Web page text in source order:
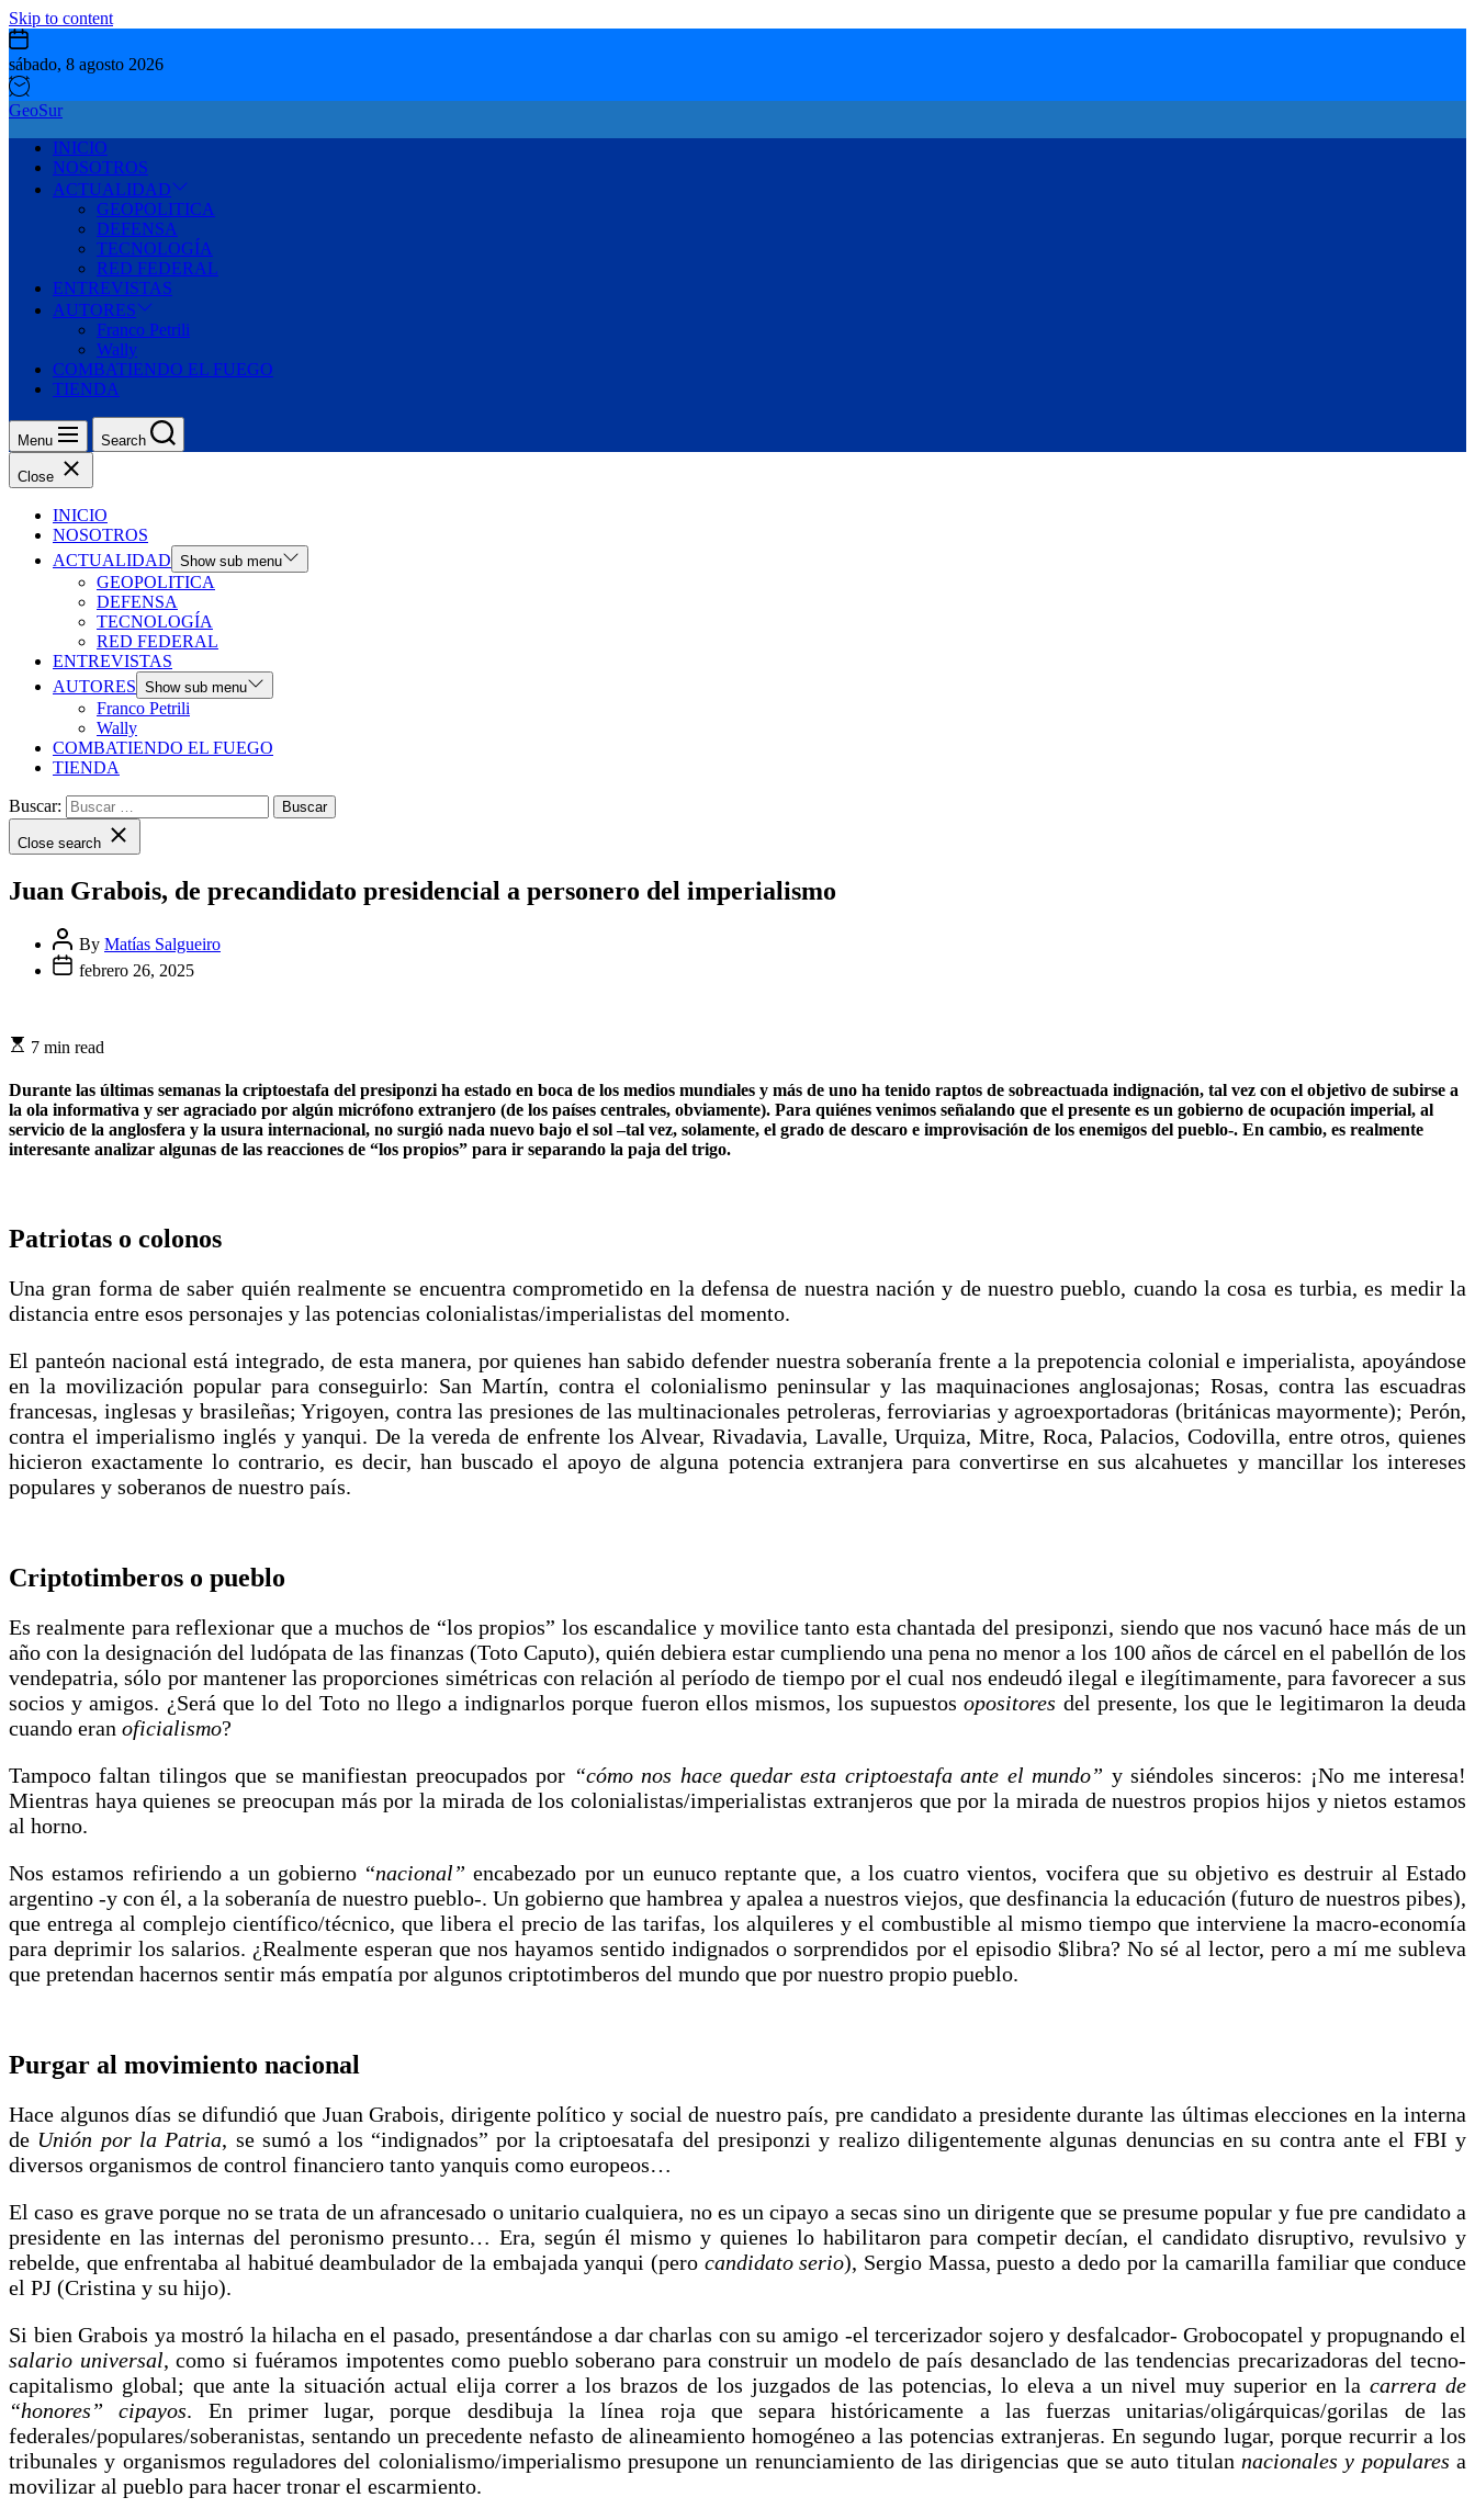
Skip to content
sábado, 8 agosto 2026
GeoSur
INICIO
NOSOTROS
ACTUALIDAD
GEOPOLITICA
DEFENSA
TECNOLOGÍA
RED FEDERAL
ENTREVISTAS
AUTORES
Franco Petrili
Wally
COMBATIENDO EL FUEGO
TIENDA
Menu Search
Close
INICIO
NOSOTROS
ACTUALIDAD Show sub menu
GEOPOLITICA
DEFENSA
TECNOLOGÍA
RED FEDERAL
ENTREVISTAS
AUTORES Show sub menu
Franco Petrili
Wally
COMBATIENDO EL FUEGO
TIENDA
Buscar:
Close search
Juan Grabois, de precandidato presidencial a personero del imperialismo
By Matías Salgueiro
febrero 26, 2025
7 min read
Durante las últimas semanas la criptoestafa del presiponzi ha estado en boca de los medios mundiales y más de uno ha tenido raptos de sobreactuada indignación, tal vez con el objetivo de subirse a
la ola informativa y ser agraciado por algún micrófono extranjero (de los países centrales, obviamente). Para quiénes venimos señalando que el presente es un gobierno de ocupación imperial, al
servicio de la anglosfera y la usura internacional, no surgió nada nuevo bajo el sol –tal vez, solamente, el grado de descaro e improvisación de los enemigos del pueblo-. En cambio, es realmente
interesante analizar algunas de las reacciones de “los propios” para ir separando la paja del trigo.
Patriotas o colonos
Una gran forma de saber quién realmente se encuentra comprometido en la defensa de nuestra nación y de nuestro pueblo, cuando la cosa es turbia, es medir la
distancia entre esos personajes y las potencias colonialistas/imperialistas del momento.
El panteón nacional está integrado, de esta manera, por quienes han sabido defender nuestra soberanía frente a la prepotencia colonial e imperialista, apoyándose
en la movilización popular para conseguirlo: San Martín, contra el colonialismo peninsular y las maquinaciones anglosajonas; Rosas, contra las escuadras
francesas, inglesas y brasileñas; Yrigoyen, contra las presiones de las multinacionales petroleras, ferroviarias y agroexportadoras (británicas mayormente); Perón,
contra el imperialismo inglés y yanqui. De la vereda de enfrente los Alvear, Rivadavia, Lavalle, Urquiza, Mitre, Roca, Palacios, Codovilla, entre otros, quienes
hicieron exactamente lo contrario, es decir, han buscado el apoyo de alguna potencia extranjera para convertirse en sus alcahuetes y mancillar los intereses
populares y soberanos de nuestro país.
Criptotimberos o pueblo
Es realmente para reflexionar que a muchos de “los propios” los escandalice y movilice tanto esta chantada del presiponzi, siendo que nos vacunó hace más de un
año con la designación del ludópata de las finanzas (Toto Caputo), quién debiera estar cumpliendo una pena no menor a los 100 años de cárcel en el pabellón de los
vendepatria, sólo por mantener las proporciones simétricas con relación al período de tiempo por el cual nos endeudó ilegal e ilegítimamente, para favorecer a sus
socios y amigos. ¿Será que lo del Toto no llego a indignarlos porque fueron ellos mismos, los supuestosopositores del presente, los que le legitimaron la deuda
cuando eran oficialismo?
Tampoco faltan tilingos que se manifiestan preocupados por “cómo nos hace quedar esta criptoestafa ante el mundo” y siéndoles sinceros: ¡No me interesa!
Mientras haya quienes se preocupan más por la mirada de los colonialistas/imperialistas extranjeros que por la mirada de nuestros propios hijos y nietos estamos
al horno.
Nos estamos refiriendo a un gobierno “nacional” encabezado por un eunuco reptante que, a los cuatro vientos, vocifera que su objetivo es destruir al Estado
argentino -y con él, a la soberanía de nuestro pueblo-. Un gobierno que hambrea y apalea a nuestros viejos, que desfinancia la educación (futuro de nuestros pibes),
que entrega al complejo científico/técnico, que libera el precio de las tarifas, los alquileres y el combustible al mismo tiempo que interviene la macro-economía
para deprimir los salarios. ¿Realmente esperan que nos hayamos sentido indignados o sorprendidos por el episodio $libra? No sé al lector, pero a mí me subleva
que pretendan hacernos sentir más empatía por algunos criptotimberos del mundo que por nuestro propio pueblo.
Purgar al movimiento nacional
Hace algunos días se difundió que Juan Grabois, dirigente político y social de nuestro país, pre candidato a presidente durante las últimas elecciones en la interna
de Unión por la Patria, se sumó a los “indignados” por la criptoesatafa del presiponzi y realizo diligentemente algunas denuncias en su contra ante el FBI y
diversos organismos de control financiero tanto yanquis como europeos…
El caso es grave porque no se trata de un afrancesado o unitario cualquiera, no es un cipayo a secas sino un dirigente que se presume popular y fue pre candidato a
presidente en las internas del peronismo presunto… Era, según él mismo y quienes lo habilitaron para competir decían, el candidato disruptivo, revulsivo y
rebelde, que enfrentaba al habitué deambulador de la embajada yanqui (pero candidato serio), Sergio Massa, puesto a dedo por la camarilla familiar que conduce
el PJ (Cristina y su hijo).
Si bien Grabois ya mostró la hilacha en el pasado, presentándose a dar charlas con su amigo -el tercerizador sojero y desfalcador- Grobocopatel y propugnando el
salario universal, como si fuéramos impotentes como pueblo soberano para construir un modelo de país desanclado de las tendencias precarizadoras del tecno-
capitalismo global; que ante la situación actual elija correr a los brazos de los juzgados de las potencias, lo eleva a un nivel muy superior en lacarrera de
“honores” cipayos. En primer lugar, porque desdibuja la línea roja que separa históricamente a las fuerzas unitarias/oligárquicas/gorilas de las
federales/populares/soberanistas, sentando un precedente nefasto de alineamiento homogéneo a las potencias extranjeras. En segundo lugar, porque recurrir a los
tribunales y organismos reguladores del colonialismo/imperialismo presupone un renunciamiento de las dirigencias que se auto titulan nacionales y populares a
movilizar al pueblo para hacer tronar el escarmiento.